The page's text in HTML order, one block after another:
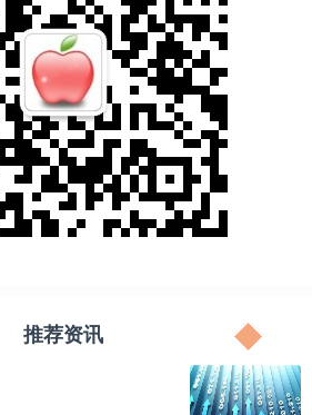
推荐资讯